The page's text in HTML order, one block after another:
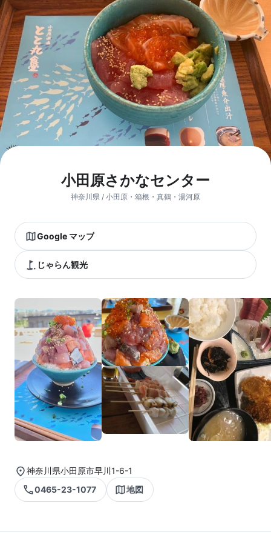
小田原さかなセンター
神奈川県 / 小田原・箱根・真鶴・湯河原
Google マップ
じゃらん観光
神奈川県小田原市早川1-6-1
0465-23-1077
地図